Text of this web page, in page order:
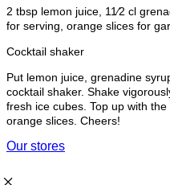
2 tbsp lemon juice, 11⁄2 cl
for serving, orange slices for
Cocktail shaker
Put lemon juice, grenadine
cocktail shaker. Shake
fresh ice cubes. Top up with
orange slices. Cheers!
Our stores